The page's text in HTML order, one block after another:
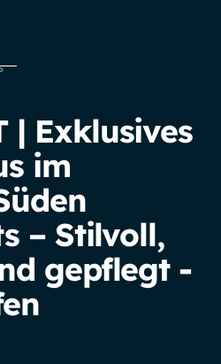
| Exklusives
im
– Stilvoll,
gepflegt -